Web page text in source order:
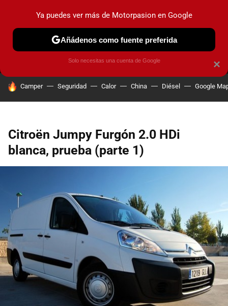
MENÚ NUEVO
COCHES ELÉCTRICOS OBSERVATORIO
HOY SE HABLA DE
Camper Seguridad Calor China Diésel Google
Citroën Jumpy Furgón 2.0 HDi
blanca, prueba (parte 1)
×
Ya puedes ver más de Motorpasion en Google
Añádenos como fuente preferida
Solo necesitas una cuenta de Google